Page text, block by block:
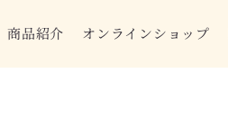
商品紹介 オンラインショップ